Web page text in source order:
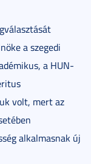
a szegedi
a HUN-
volt, mert az
alkalmasnak új